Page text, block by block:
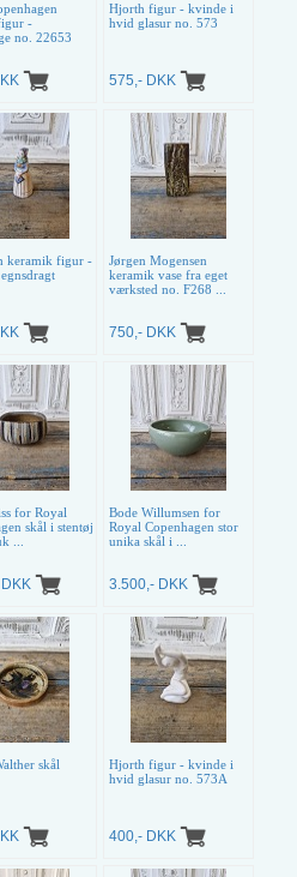
-
no. 22653
Hjorth figur - kvinde i
hvid glasur no. 573
575,- DKK
keramik figur -
Jørgen Mogensen
keramik vase fra eget
værksted no. F268 ...
750,- DKK
for Royal
skål i stentøj
...
Bode Willumsen for
Royal Copenhagen stor
unika skål i ...
3.500,- DKK
skål
Hjorth figur - kvinde i
hvid glasur no. 573A
400,- DKK